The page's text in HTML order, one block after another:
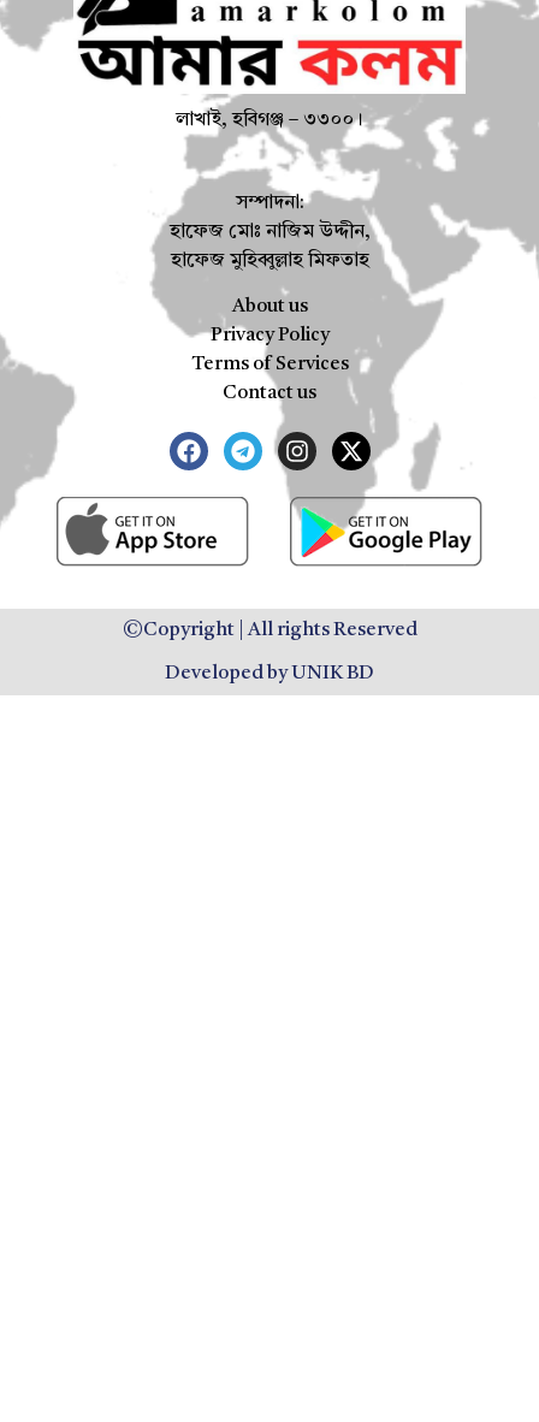
লাখাই, হবিগঞ্জ – ৩৩০০।
সম্পাদনা:
হাফেজ মোঃ নাজিম উদ্দীন,
হাফেজ মুহিব্বুল্লাহ মিফতাহ
About us
Privacy Policy
Terms of Services
Contact us
©Copyright | All rights Reserved
Developed by UNIK BD